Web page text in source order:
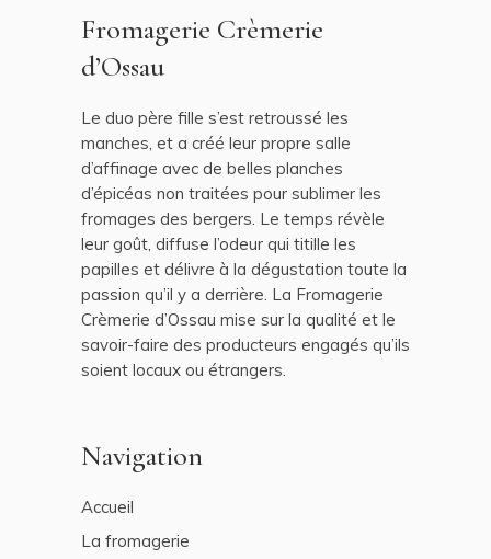
Fromagerie Crèmerie
d’Ossau
Le duo père fille s’est retroussé les
manches, et a créé leur propre salle
d’affinage avec de belles planches
d’épicéas non traitées pour sublimer les
fromages des bergers. Le temps révèle
leur goût, diffuse l’odeur qui titille les
papilles et délivre à la dégustation toute la
passion qu’il y a derrière. La Fromagerie
Crèmerie d’Ossau mise sur la qualité et le
savoir-faire des producteurs engagés qu’ils
soient locaux ou étrangers.
Navigation
Accueil
La fromagerie